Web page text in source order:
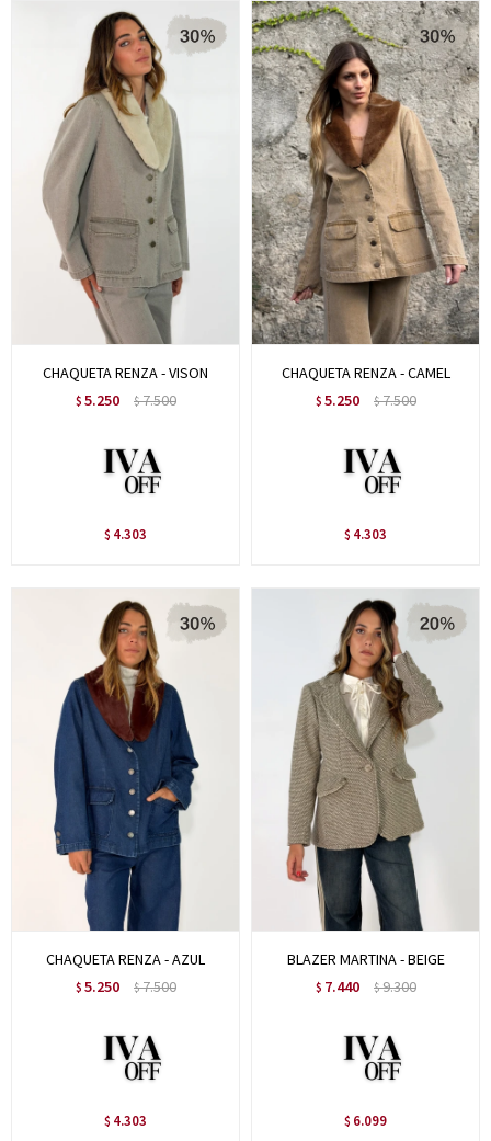
CHAQUETA RENZA - VISON
$ 5.250 $7.500
$ 4.303
CHAQUETA RENZA - CAMEL
$ 5.250 $7.500
$ 4.303
CHAQUETA RENZA - AZUL
$ 5.250 $7.500
$ 4.303
BLAZER MARTINA - BEIGE
$ 7.440 $9.300
$ 6.099